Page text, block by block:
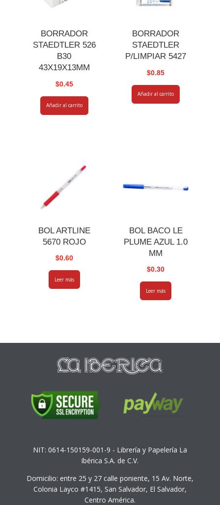
BORRADOR
STAEDTLER 526
B30
43X19X13MM
$0.45
Añadir al carrito
BORRADOR
STAEDTLER
P/LIMPIAR 5427
$0.85
Añadir al carrito
BOL ARTLINE
5670 ROJO
$0.60
Leer más
BOL BACO LE
PLUME AZUL 1.0
MM
$0.30
Leer más
NIT: 0614-150159-001-9 - Librería y Papelería La
Ibérica S.A. de C.V.
Domicilio: entre 25 y 27 calle poniente, 15 Av. Norte,
Colonia Layco #1415, San Salvador, El Salvador,
Centro América.